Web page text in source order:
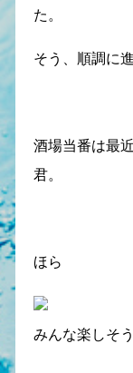
た。
そう、順調に
酒場当番は最
君。
ほら
みんな楽しそう